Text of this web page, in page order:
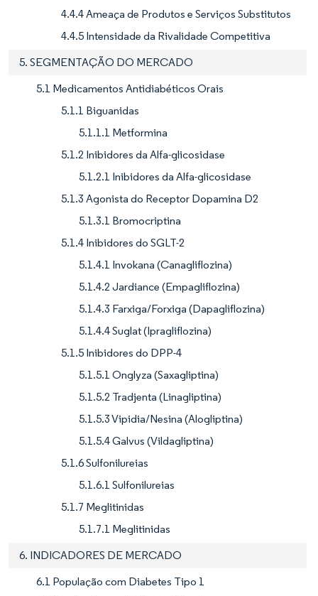
4.4.4 Ameaça de Produtos e Serviços Substitutos
4.4.5 Intensidade da Rivalidade Competitiva
5. SEGMENTAÇÃO DO MERCADO
5.1 Medicamentos Antidiabéticos Orais
5.1.1 Biguanidas
5.1.1.1 Metformina
5.1.2 Inibidores da Alfa-glicosidase
5.1.2.1 Inibidores da Alfa-glicosidase
5.1.3 Agonista do Receptor Dopamina D2
5.1.3.1 Bromocriptina
5.1.4 Inibidores do SGLT-2
5.1.4.1 Invokana (Canagliflozina)
5.1.4.2 Jardiance (Empagliflozina)
5.1.4.3 Farxiga/Forxiga (Dapagliflozina)
5.1.4.4 Suglat (Ipragliflozina)
5.1.5 Inibidores do DPP-4
5.1.5.1 Onglyza (Saxagliptina)
5.1.5.2 Tradjenta (Linagliptina)
5.1.5.3 Vipidia/Nesina (Alogliptina)
5.1.5.4 Galvus (Vildagliptina)
5.1.6 Sulfonilureias
5.1.6.1 Sulfonilureias
5.1.7 Meglitinidas
5.1.7.1 Meglitinidas
6. INDICADORES DE MERCADO
6.1 População com Diabetes Tipo 1